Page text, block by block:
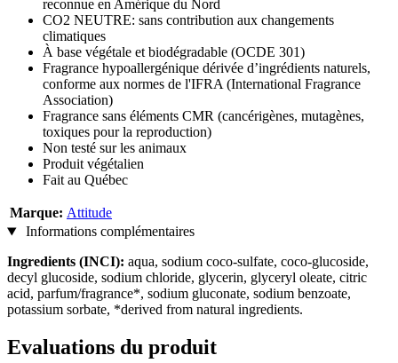
reconnue en Amérique du Nord
CO2 NEUTRE: sans contribution aux changements
climatiques
À base végétale et biodégradable (OCDE 301)
Fragrance hypoallergénique dérivée d’ingrédients naturels,
conforme aux normes de l'IFRA (International Fragrance
Association)
Fragrance sans éléments CMR (cancérigènes, mutagènes,
toxiques pour la reproduction)
Non testé sur les animaux
Produit végétalien
Fait au Québec
Marque: Attitude
Informations complémentaires
Ingredients (INCI): aqua, sodium coco-sulfate, coco-glucoside,
decyl glucoside, sodium chloride, glycerin, glyceryl oleate, citric
acid, parfum/fragrance*, sodium gluconate, sodium benzoate,
potassium sorbate, *derived from natural ingredients.
Evaluations du produit